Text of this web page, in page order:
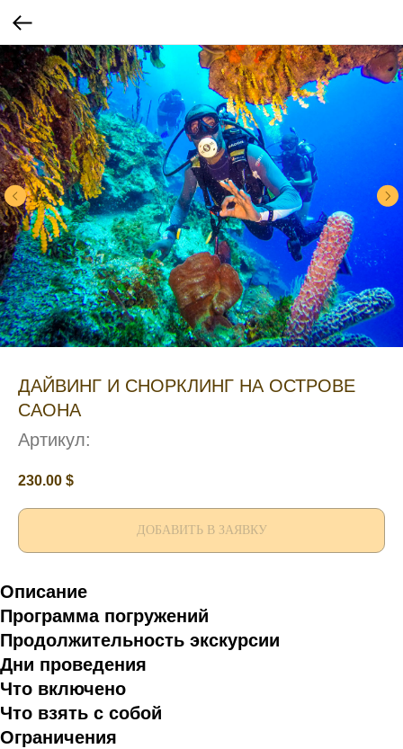
ДАЙВИНГ И СНОРКЛИНГ НА ОСТРОВЕ
САОНА
Артикул:
230.00 $
ДОБАВИТЬ В ЗАЯВКУ
Описание
Программа погружений
Продолжительность экскурсии
Дни проведения
Что включено
Что взять с собой
Ограничения